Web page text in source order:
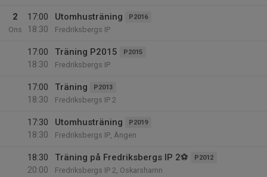
2
Ons
17:00
18:30
Utomhusträning P2016
Fredriksbergs IP
17:00
18:30
Träning P2015 P2015
Fredriksbergs IP
17:00
18:30
Träning P2013
Fredriksbergs IP 2
17:30
18:30
Utomhusträning P2019
Fredriksbergs IP, Ängen
18:30
20:00
Träning på Fredriksbergs IP 2⚽️ P2012
Fredriksbergs IP 2, Oskarshamn